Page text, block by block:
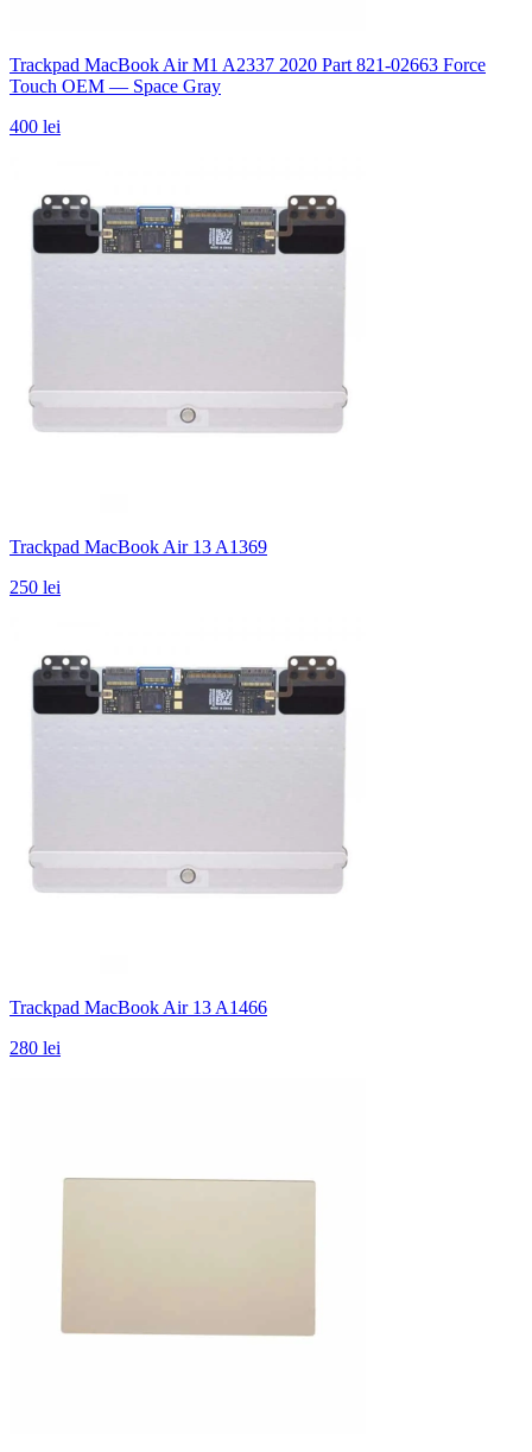
Trackpad MacBook Air M1 A2337 2020 Part 821-02663 Force
Touch OEM — Space Gray
400 lei
Trackpad MacBook Air 13 A1369
250 lei
Trackpad MacBook Air 13 A1466
280 lei